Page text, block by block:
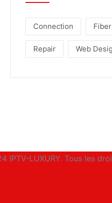
Connection Fiber
Repair Web
IPTV-LUXURY. Tous les